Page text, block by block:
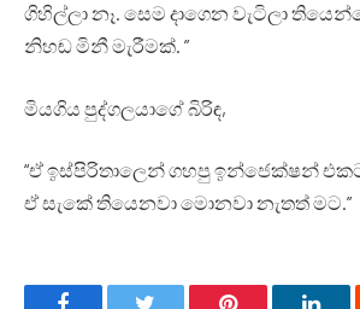
ගිහිල්ලා නෑ. සෙම දාගෙන වැටිලා
නිහඬ මිනී මැරීමක්. ”
මියගිය පුද්ගලයාගේ බිරිඳ,
“ඒ ඉස්පිරිතාලෙන් ගහපු ඉන්ජෙක්ෂන්
ඒ සැකේ තියෙනවා මොනවා නැතත් මට.”